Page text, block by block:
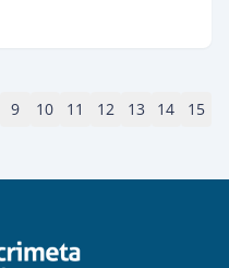
9 10 11 12 13 14 15